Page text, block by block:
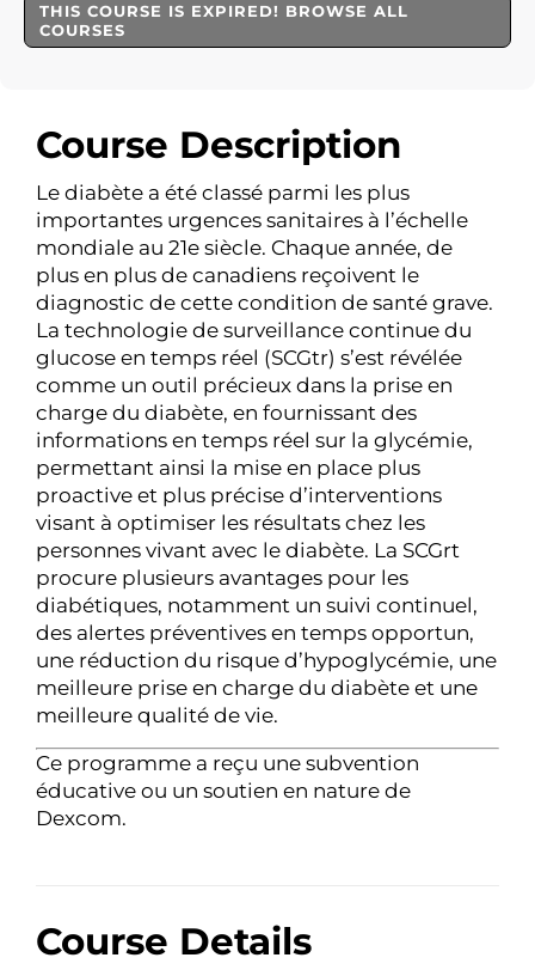
Course Description
Le diabète a été classé parmi les plus
importantes urgences sanitaires à l’échelle
mondiale au 21e siècle. Chaque année, de
plus en plus de canadiens reçoivent le
diagnostic de cette condition de santé grave.
La technologie de surveillance continue du
glucose en temps réel (SCGtr) s’est révélée
comme un outil précieux dans la prise en
charge du diabète, en fournissant des
informations en temps réel sur la glycémie,
permettant ainsi la mise en place plus
proactive et plus précise d’interventions
visant à optimiser les résultats chez les
personnes vivant avec le diabète. La SCGrt
procure plusieurs avantages pour les
diabétiques, notamment un suivi continuel,
des alertes préventives en temps opportun,
une réduction du risque d’hypoglycémie, une
meilleure prise en charge du diabète et une
meilleure qualité de vie.
Ce programme a reçu une subvention
éducative ou un soutien en nature de
Dexcom.
Course Details
THIS COURSE IS EXPIRED! BROWSE ALL
COURSES